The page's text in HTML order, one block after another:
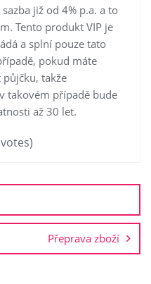
již od 4% p.a. a to
Tento produkt VIP je
a splní pouze tato
pokud máte
půjčku, takže
takovém případě bude
až 30 let.
Přeprava zboží